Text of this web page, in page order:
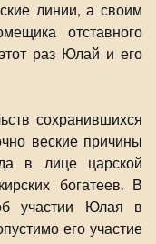
линии, а своим
отставного
раз Юлай и его
сохранившихся
веские причины
в лице царской
богатеев. В
участии Юлая в
его участие